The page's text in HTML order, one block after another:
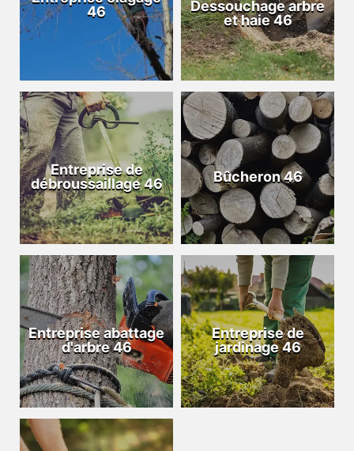
46
Dessouchage arbre
et haie 46
Entreprise de
débroussaillage 46
Bûcheron 46
Entreprise abattage
d'arbre 46
Entreprise de
jardinage 46